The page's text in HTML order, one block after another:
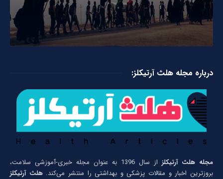
درباره مجله هلث آرتیکلز:
مجله هلث آرتیکلز
از سال 1396 به عنوان مجله خبری-آموزشی سلامت،
بروزترین اخبار و مقالات پزشکی و بهداشتی را منتشر می‌کند.هلث آرتیکلز